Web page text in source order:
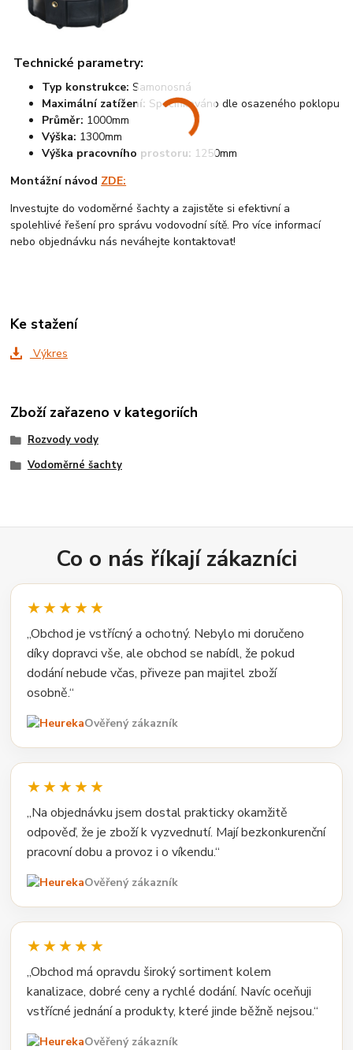
Technické parametry:
Typ konstrukce:Samonosná
Maximální zatížení: Specifikováno dle osazeného poklopu
Průměr: 1000mm
Výška: 1300mm
Výška pracovního prostoru: 1250mm
Montážní návod ZDE:
Investujte do vodoměrné šachty a zajistěte si efektivní a
spolehlivé řešení pro správu vodovodní sítě. Pro více informací
nebo objednávku nás neváhejte kontaktovat!
Ke stažení
Výkres
Zboží zařazeno v kategoriích
Rozvody vody
Vodoměrné šachty
Co o nás říkají zákazníci
★★★★★
„Obchod je vstřícný a ochotný. Nebylo mi doručeno
díky dopravci vše, ale obchod se nabídl, že pokud
dodání nebude včas, přiveze pan majitel zboží
osobně.“
Ověřený zákazník
★★★★★
„Na objednávku jsem dostal prakticky okamžitě
odpověď, že je zboží k vyzvednutí. Mají bezkonkurenční
pracovní dobu a provoz i o víkendu.“
Ověřený zákazník
★★★★★
„Obchod má opravdu široký sortiment kolem
kanalizace, dobré ceny a rychlé dodání. Navíc oceňuji
vstřícné jednání a produkty, které jinde běžně nejsou.“
Ověřený zákazník